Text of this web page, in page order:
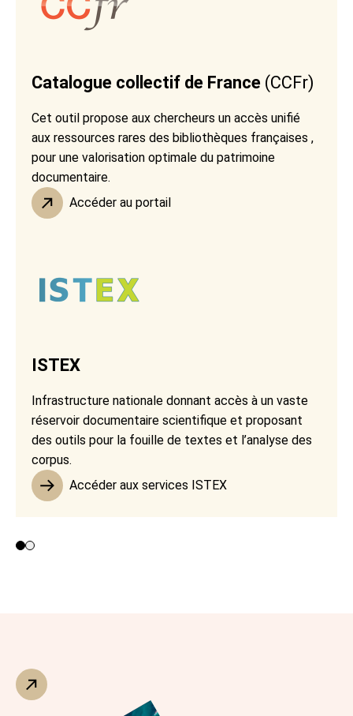
Catalogue collectif de France (CCFr)
Cet outil propose aux chercheurs un accès unifié
aux ressources rares des bibliothèques françaises ,
pour une valorisation optimale du patrimoine
documentaire.
Accéder au portail
ISTEX
Infrastructure nationale donnant accès à un vaste
réservoir documentaire scientifique et proposant
des outils pour la fouille de textes et l’analyse des
corpus.
Accéder aux services ISTEX
Contributeurs 1 et 2
Contributeur 3